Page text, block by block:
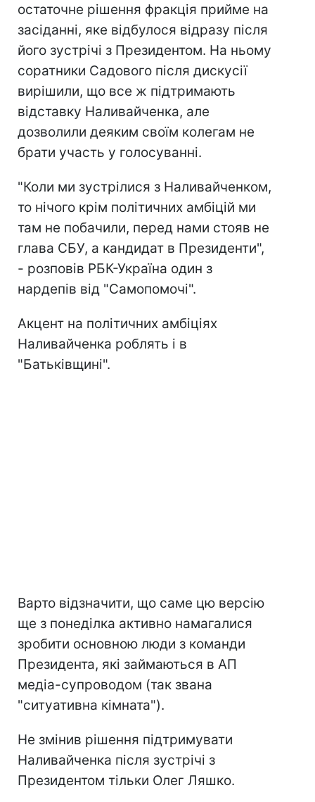
остаточне рішення фракція прийме на
засіданні, яке відбулося відразу після
його зустрічі з Президентом. На ньому
соратники Садового після дискусії
вирішили, що все ж підтримають
відставку Наливайченка, але
дозволили деяким своїм колегам не
брати участь у голосуванні.
"Коли ми зустрілися з Наливайченком,
то нічого крім політичних амбіцій ми
там не побачили, перед нами стояв не
глава СБУ, а кандидат в Президенти",
- розповів РБК-Україна один з
нардепів від "Самопомочі".
Акцент на політичних амбіціях
Наливайченка роблять і в
"Батьківщині".
Варто відзначити, що саме цю версію
ще з понеділка активно намагалися
зробити основною люди з команди
Президента, які займаються в АП
медіа-супроводом (так звана
"ситуативна кімната").
Не змінив рішення підтримувати
Наливайченка після зустрічі з
Президентом тільки Олег Ляшко.